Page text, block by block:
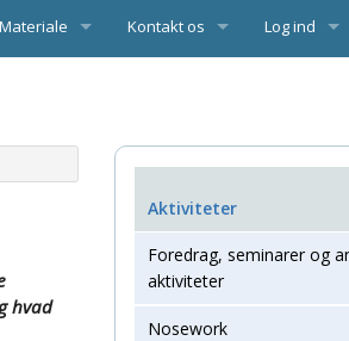
Materiale Kontakt os Log ind
hvad
Aktiviteter
Foredrag, seminarer og
aktiviteter
Nosework